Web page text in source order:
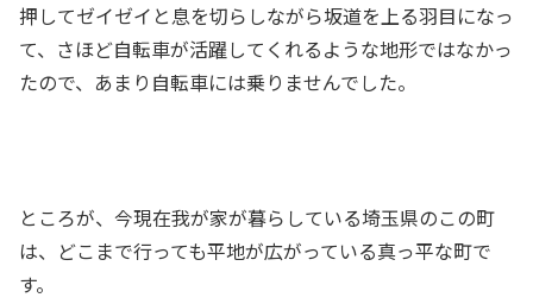
押してゼイゼイと息を切らしながら坂道を上る羽目になっ
て、さほど自転車が活躍してくれるような地形ではなかっ
たので、あまり自転車には乗りませんでした。
ところが、今現在我が家が暮らしている埼玉県のこの町
は、どこまで行っても平地が広がっている真っ平な町で
す。